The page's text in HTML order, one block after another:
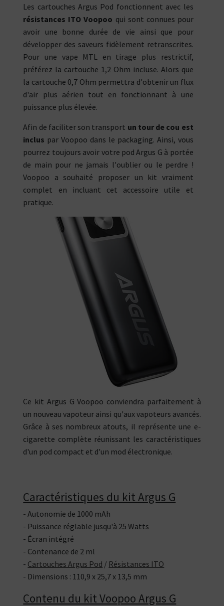
Les cartouches Argus Pod fonctionnent avec les
résistances ITO Voopoo qui sont connues pour
avoir une bonne durée de vie ainsi que pour
développer des saveurs fidèlement retranscrites.
Pour une vape MTL en tirage plus restrictif,
préférez la cartouche 1,2 Ohm incluse. Alors que
la cartouche 0,7 Ohm permettra d'obtenir un flux
d'air plus aérien tout en fonctionnant à une
puissance plus élevée.
Afin de faciliter son transport un tour de cou est
inclus par Voopoo dans le packaging. Ainsi, vous
pourrez toujours avoir votre pod Argus G à portée
de main pour ne jamais l'oublier ou le perdre !
Voopoo a souhaité proposer un kit vraiment
complet en incluant cet accessoire utile et
pratique.
Ce kit Argus G Voopoo conviendra parfaitement à
un nouveau vapoteur ainsi qu'aux vapoteurs avancés.
Grâce à ses nombreux atouts, il représente une e-
cigarette complète réunissant les caractéristiques
d'un pod compact et d'un mod électronique.
Caractéristiques du kit Argus G
- Autonomie de 1000 mAh
- Puissance réglable jusqu'à 25 Watts
- Écran intégré
- Contenance de 2 ml
- Cartouches Argus Pod / Résistances ITO
- Dimensions : 110,9 x 25,7 x 13,5 mm
Contenu du kit Voopoo Argus G